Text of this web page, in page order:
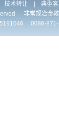
技术转让 典型客
非常规冶金
0086-